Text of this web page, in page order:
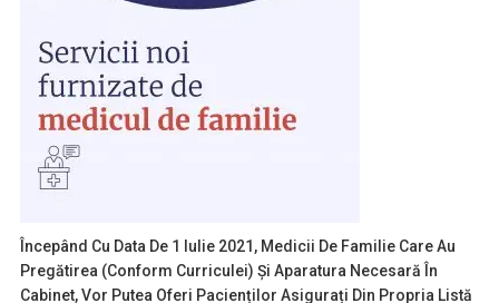
Începând Cu Data De 1 Iulie 2021, Medicii De Familie Care Au
Pregătirea (conform Curriculei) Și Aparatura Necesară În
Cabinet, Vor Putea Oferi Pacienților Asigurați Din Propria Listă